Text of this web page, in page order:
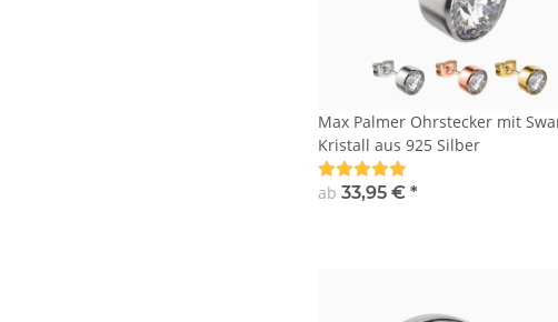
Max Palmer Ohrstecker mit
Kristall aus 925 Silber
ab33,95 €*